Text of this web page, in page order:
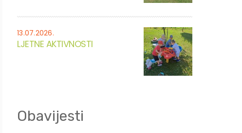
13.07.2026.
LJETNE AKTIVNOSTI
Obavijesti